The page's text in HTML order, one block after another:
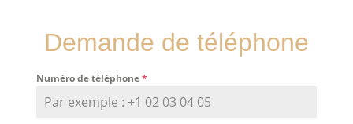
Demande de téléphone
Numéro de téléphone*